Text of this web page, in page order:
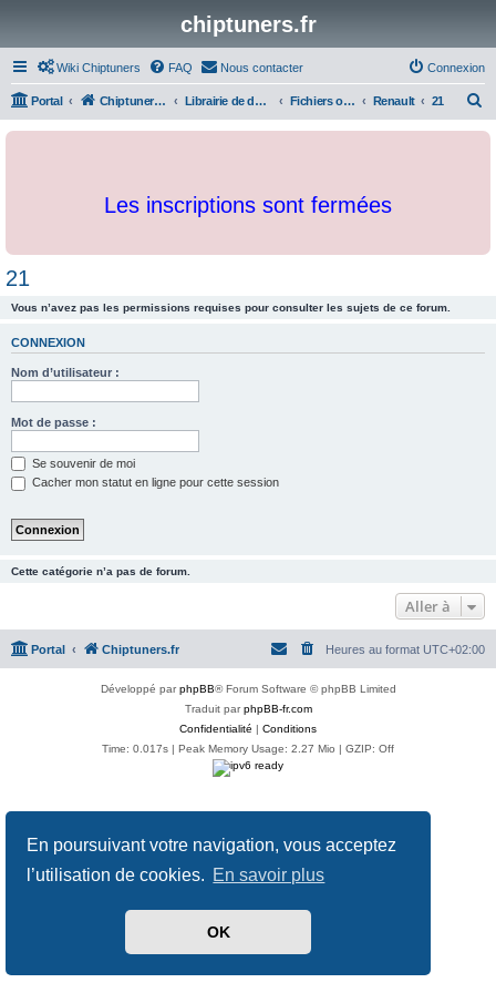
En poursuivant votre navigation, vous acceptez
l’utilisation de cookies. En savoir plus
OK
chiptuners.fr
Wiki Chiptuners FAQ Nous contacter Connexion
Portal Chiptuners.fr Librairie de documents et originaux Fichiers originaux Renault 21
c
Les inscriptions sont fermées
21
Vous n’avez pas les permissions requises pour consulter les sujets de ce forum.
CONNEXION
Nom d’utilisateur :
Mot de passe :
Se souvenir de moi
Cacher mon statut en ligne pour cette session
Cette catégorie n’a pas de forum.
Aller à
Portal Chiptuners.fr Heures au format UTC+02:00
Développé parphpBB® Forum Software © phpBB Limited
Traduit parphpBB-fr.com
Confidentialité | Conditions
Time: 0.017s | Peak Memory Usage: 2.27 Mio | GZIP: Off